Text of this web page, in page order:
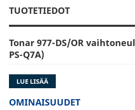
TUOTETIEDOT
Tonar 977-DS/OR
PS-Q7A)
Tonar 977-DS/OR on
PS-Q7 ja PS-Q7A -
alkuperäistä ND-143-G-
LUE LISÄÄ
OMINAISUUDET